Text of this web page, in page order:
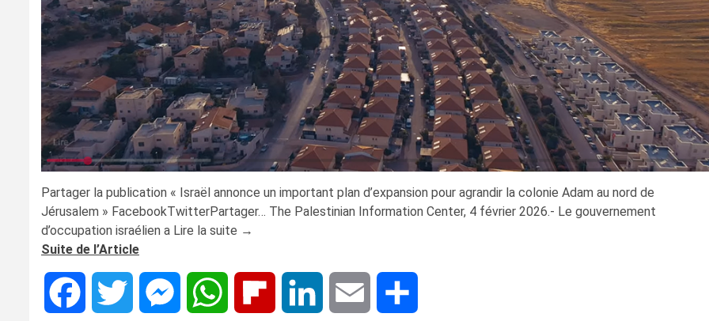
Partager la publication « Israël annonce un important plan d’expansion pour agrandir la colonie Adam au nord de
Jérusalem » FacebookTwitterPartager… The Palestinian Information Center, 4 février 2026.- Le gouvernement
d’occupation israélien a Lire la suite →
Suite de l’Article
Facebook Twitter MessengerWhatsApp Flipboard LinkedIn Email